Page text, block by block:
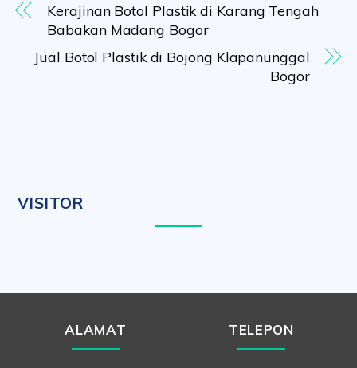
Kerajinan Botol Plastik di Karang Tengah
Babakan Madang Bogor
Jual Botol Plastik di Bojong Klapanunggal
Bogor
VISITOR
ALAMAT TELEPON